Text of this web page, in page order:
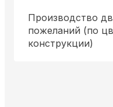
Производство
пожеланий (по
конструкции)